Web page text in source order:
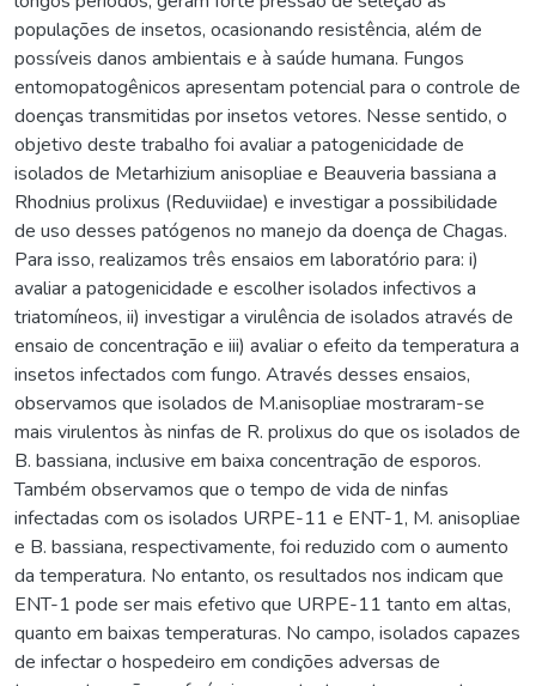
populações de insetos, ocasionando resistência, além de
possíveis danos ambientais e à saúde humana. Fungos
entomopatogênicos apresentam potencial para o controle de
doenças transmitidas por insetos vetores. Nesse sentido, o
objetivo deste trabalho foi avaliar a patogenicidade de
isolados de Metarhizium anisopliae e Beauveria bassiana a
Rhodnius prolixus (Reduviidae) e investigar a possibilidade
de uso desses patógenos no manejo da doença de Chagas.
Para isso, realizamos três ensaios em laboratório para: i)
avaliar a patogenicidade e escolher isolados infectivos a
triatomíneos, ii) investigar a virulência de isolados através de
ensaio de concentração e iii) avaliar o efeito da temperatura a
insetos infectados com fungo. Através desses ensaios,
observamos que isolados de M.anisopliae mostraram-se
mais virulentos às ninfas de R. prolixus do que os isolados de
B. bassiana, inclusive em baixa concentração de esporos.
Também observamos que o tempo de vida de ninfas
infectadas com os isolados URPE-11 e ENT-1, M. anisopliae
e B. bassiana, respectivamente, foi reduzido com o aumento
da temperatura. No entanto, os resultados nos indicam que
ENT-1 pode ser mais efetivo que URPE-11 tanto em altas,
quanto em baixas temperaturas. No campo, isolados capazes
de infectar o hospedeiro em condições adversas de